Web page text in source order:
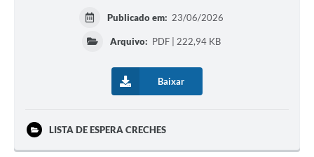
Publicado em: 23/06/2026
Arquivo: PDF | 222,94 KB
Baixar
LISTA DE ESPERA CRECHES